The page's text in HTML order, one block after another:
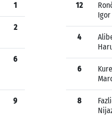
1
2
6
9
12
Igor
4
6
8